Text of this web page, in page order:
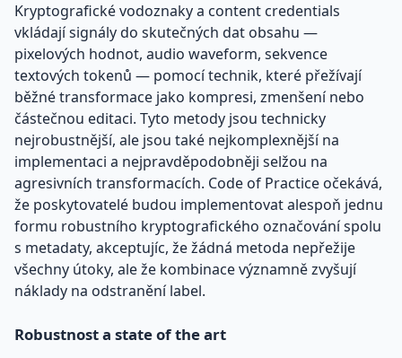
Kryptografické vodoznaky a content credentials
vkládají signály do skutečných dat obsahu —
pixelových hodnot, audio waveform, sekvence
textových tokenů — pomocí technik, které přežívají
běžné transformace jako kompresi, zmenšení nebo
částečnou editaci. Tyto metody jsou technicky
nejrobustnější, ale jsou také nejkomplexnější na
implementaci a nejpravděpodobněji selžou na
agresivních transformacích. Code of Practice očekává,
že poskytovatelé budou implementovat alespoň jednu
formu robustního kryptografického označování spolu
s metadaty, akceptujíc, že žádná metoda nepřežije
všechny útoky, ale že kombinace významně zvyšují
náklady na odstranění label.
Robustnost a state of the art